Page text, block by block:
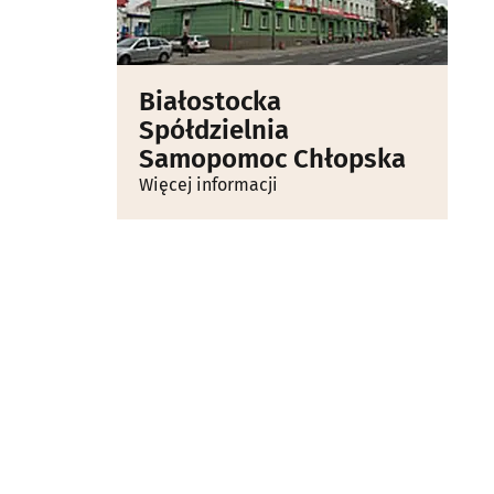
Białostocka
Spółdzielnia
Samopomoc Chłopska
Więcej informacji